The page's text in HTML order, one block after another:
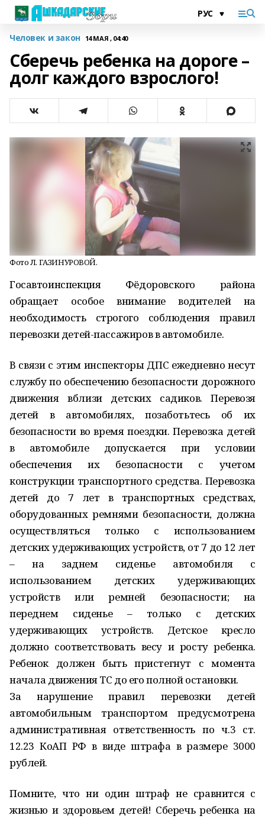
Человек и закон 14 МАЯ , 04:40
Сберечь ребенка на дороге –
долг каждого взрослого!
Фото Л. ГАЗИНУРОВОЙ.
Госавтоинспекция Фёдоровского района
обращает особое внимание водителей на
необходимость строгого соблюдения правил
перевозки детей-пассажиров в автомобиле.
В связи с этим инспекторы ДПС ежедневно несут
службу по обеспечению безопасности дорожного
движения вблизи детских садиков. Перевозя
детей в автомобилях, позаботьтесь об их
безопасности во время поездки. Перевозка детей
в автомобиле допускается при условии
обеспечения их безопасности с учетом
конструкции транспортного средства. Перевозка
детей до 7 лет в транспортных средствах,
оборудованных ремнями безопасности, должна
осуществляться только с использованием
детских удерживающих устройств, от 7 до 12 лет
– на заднем сиденье автомобиля с
использованием детских удерживающих
устройств или ремней безопасности; на
переднем сиденье – только с детских
удерживающих устройств. Детское кресло
должно соответствовать весу и росту ребенка.
Ребенок должен быть пристегнут с момента
начала движения ТС до его полной остановки.
За нарушение правил перевозки детей
автомобильным транспортом предусмотрена
административная ответственность по ч.3 ст.
12.23 КоАП РФ в виде штрафа в размере 3000
рублей.
Помните, что ни один штраф не сравнится с
жизнью и здоровьем детей! Сберечь ребенка на